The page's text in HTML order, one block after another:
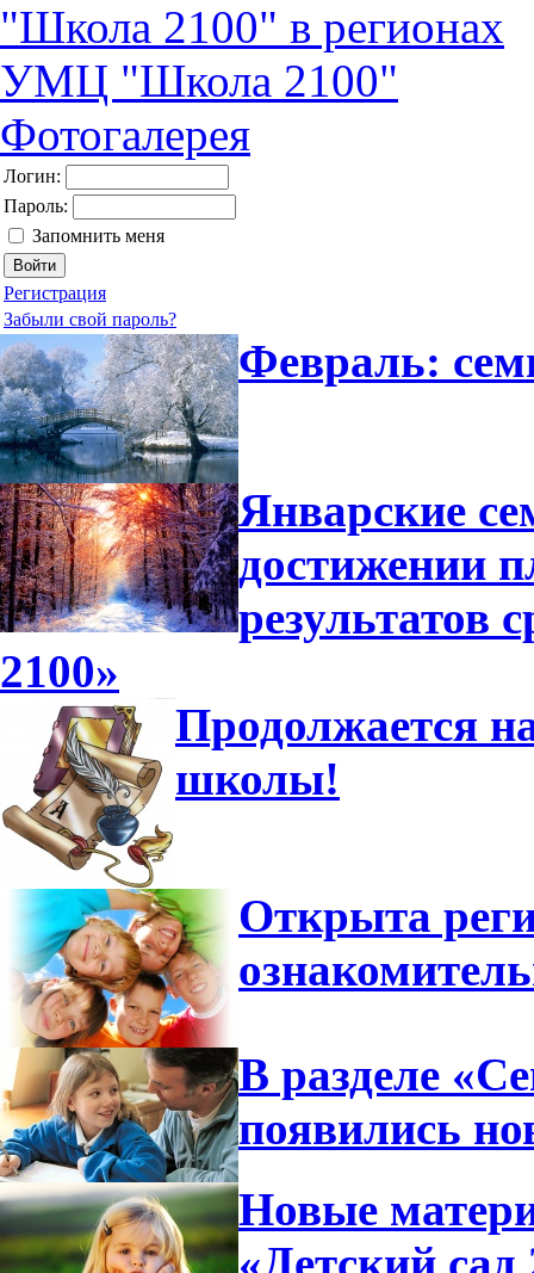
"Школа 2100" в регионах
УМЦ "Школа 2100"
Фотогалерея
Логин:
Пароль:
Запомнить меня
Регистрация
Забыли свой пароль?
Февраль:
Январские
достижении
2100»
Продолжается
школы!
Открыта
В разделе
появились
Новые